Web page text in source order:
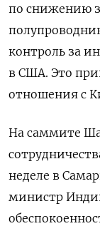
по снижению
контроль за
в США. Это
отношения с
На саммите
неделе в
министр